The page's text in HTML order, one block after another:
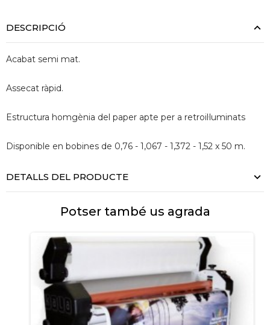
DESCRIPCIÓ
Acabat semi mat.
Assecat ràpid.
Estructura homgènia del paper apte per a retroil·luminats
Disponible en bobines de 0,76 - 1,067 - 1,372 - 1,52 x 50 m.
DETALLS DEL PRODUCTE
Potser també us agrada